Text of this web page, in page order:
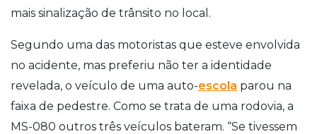
mais sinalização de trânsito no local.
Segundo uma das motoristas que esteve envolvida
no acidente, mas preferiu não ter a identidade
revelada, o veículo de uma auto-escola parou na
faixa de pedestre. Como se trata de uma rodovia, a
MS-080 outros três veículos bateram. “Se tivessem